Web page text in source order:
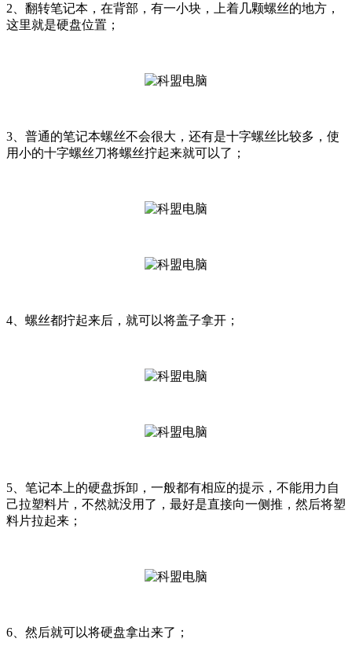
2、翻转笔记本，在背部，有一小块，上着几颗螺丝的地方，
这里就是硬盘位置；
3、普通的笔记本螺丝不会很大，还有是十字螺丝比较多，使
用小的十字螺丝刀将螺丝拧起来就可以了；
4、螺丝都拧起来后，就可以将盖子拿开；
5、笔记本上的硬盘拆卸，一般都有相应的提示，不能用力自
己拉塑料片，不然就没用了，最好是直接向一侧推，然后将塑
料片拉起来；
6、然后就可以将硬盘拿出来了；